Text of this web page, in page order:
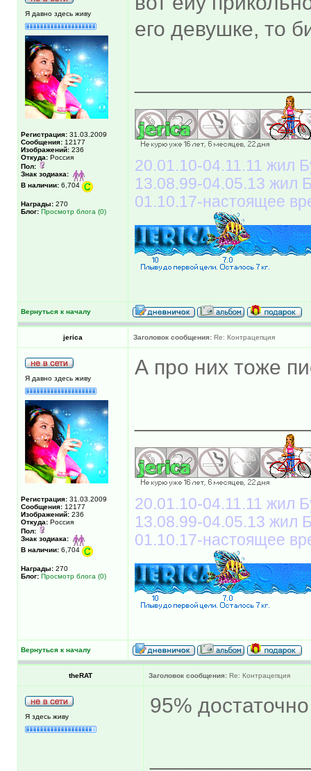
Я давно здесь живу
Регистрация: 31.03.2009
Сообщения: 12177
Изображений: 236
Откуда: Россия
Пол:
Знак зодиака:
В наличии: 6,704
Награды: 270
Блог: Просмотр блога (0)
его девушке, то
20.01.10-04.11.11 жил
13.08.99-04.05.13 жил
01.10.17-настоящее
Вернуться к началу
jerica Заголовок сообщения: Re: Контрацепция
Я давно здесь живу
Регистрация: 31.03.2009
Сообщения: 12177
Изображений: 236
Откуда: Россия
Пол:
Знак зодиака:
В наличии: 6,704
Награды: 270
Блог: Просмотр блога (0)
А про них тоже
20.01.10-04.11.11 жил
13.08.99-04.05.13 жил
01.10.17-настоящее
Вернуться к началу
theRAT Заголовок сообщения: Re: Контрацепция
Я здесь живу 95%